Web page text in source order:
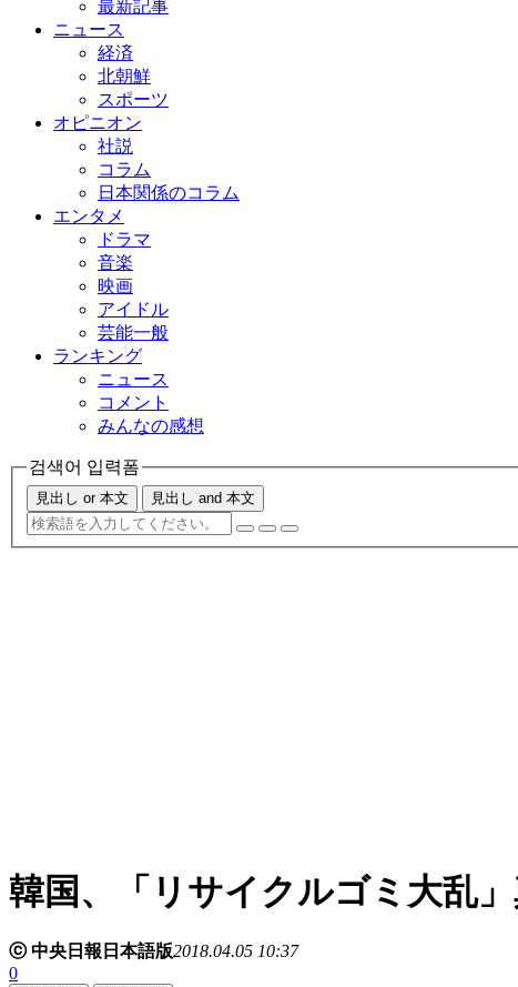
最新記事
ニュース
経済
北朝鮮
スポーツ
オピニオン
社説
コラム
日本関係のコラム
エンタメ
ドラマ
音楽
映画
アイドル
芸能一般
ランキング
ニュース
コメント
みんなの感想
검색어 입력폼
見出し or 本文 見出し and 本文
韓国、「リサイクルゴミ大乱
ⓒ 中央日報日本語版2018.04.05 10:37
0